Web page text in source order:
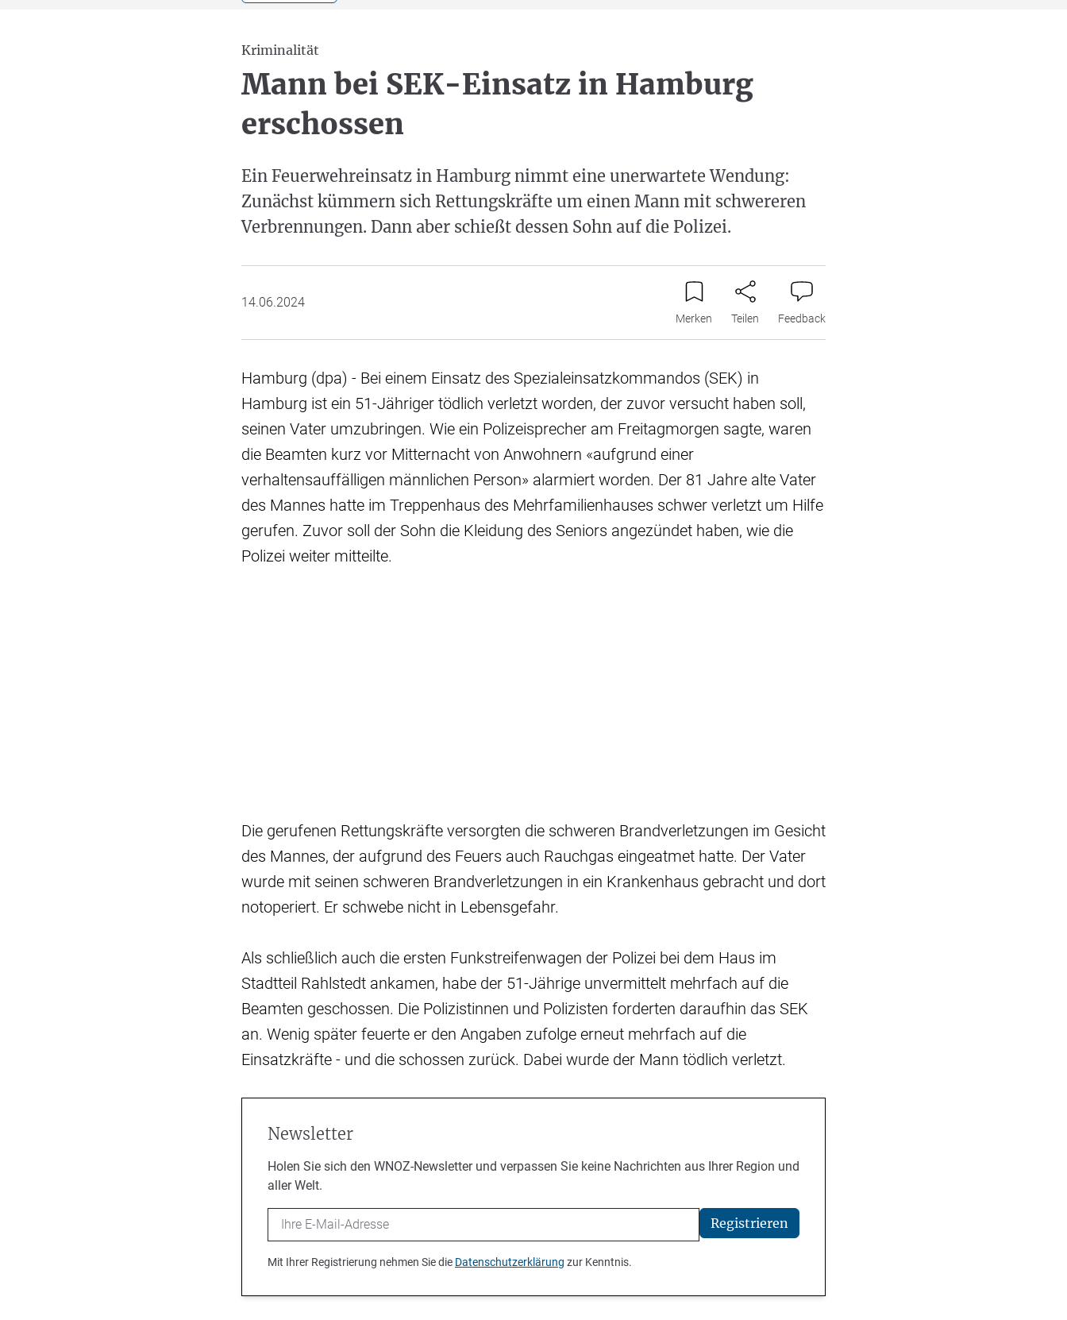
Kriminalität
Mann bei SEK-Einsatz in Hamburg
erschossen
Ein Feuerwehreinsatz in Hamburg nimmt eine unerwartete Wendung:
Zunächst kümmern sich Rettungskräfte um einen Mann mit schwereren
Verbrennungen. Dann aber schießt dessen Sohn auf die Polizei.
14.06.2024
Merken Teilen Feedback
Hamburg (dpa) - Bei einem Einsatz des Spezialeinsatzkommandos (SEK) in
Hamburg ist ein 51-Jähriger tödlich verletzt worden, der zuvor versucht haben soll,
seinen Vater umzubringen. Wie ein Polizeisprecher am Freitagmorgen sagte, waren
die Beamten kurz vor Mitternacht von Anwohnern «aufgrund einer
verhaltensauffälligen männlichen Person» alarmiert worden. Der 81 Jahre alte Vater
des Mannes hatte im Treppenhaus des Mehrfamilienhauses schwer verletzt um Hilfe
gerufen. Zuvor soll der Sohn die Kleidung des Seniors angezündet haben, wie die
Polizei weiter mitteilte.
Die gerufenen Rettungskräfte versorgten die schweren Brandverletzungen im Gesicht
des Mannes, der aufgrund des Feuers auch Rauchgas eingeatmet hatte. Der Vater
wurde mit seinen schweren Brandverletzungen in ein Krankenhaus gebracht und dort
notoperiert. Er schwebe nicht in Lebensgefahr.
Als schließlich auch die ersten Funkstreifenwagen der Polizei bei dem Haus im
Stadtteil Rahlstedt ankamen, habe der 51-Jährige unvermittelt mehrfach auf die
Beamten geschossen. Die Polizistinnen und Polizisten forderten daraufhin das SEK
an. Wenig später feuerte er den Angaben zufolge erneut mehrfach auf die
Einsatzkräfte - und die schossen zurück. Dabei wurde der Mann tödlich verletzt.
Newsletter
Holen Sie sich den WNOZ-Newsletter und verpassen Sie keine Nachrichten aus Ihrer Region und
aller Welt.
Email Registrieren
Mit Ihrer Registrierung nehmen Sie die Datenschutzerklärung zur Kenntnis.